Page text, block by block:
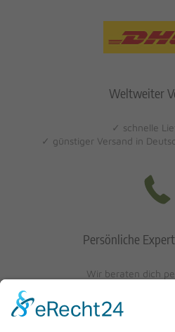
Weltweiter
✓ schnelle
✓ günstiger Versand in
Persönliche
Wir beraten dich
0621/